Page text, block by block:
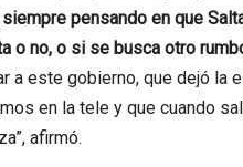
pensando en que
o no, o si se busca otro
a este gobierno, que dejó la
en la tele y que cuando
afirmó.